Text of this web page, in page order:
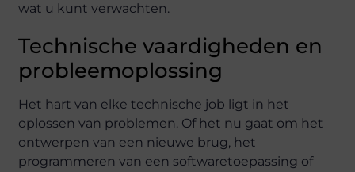
wat u kunt verwachten.
Technische vaardigheden en
probleemoplossing
Het hart van elke technische job ligt in het
oplossen van problemen. Of het nu gaat om het
ontwerpen van een nieuwe brug, het
programmeren van een softwaretoepassing of